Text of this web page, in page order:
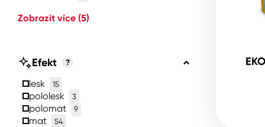
Zobrazit více (5)
Efekt ?
lesk 15
pololesk 3
polomat 9
mat 54